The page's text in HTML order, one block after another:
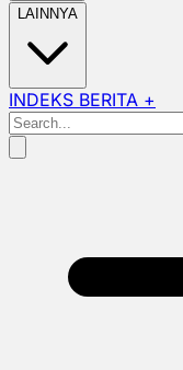
LAINNYA
INDEKS BERITA +